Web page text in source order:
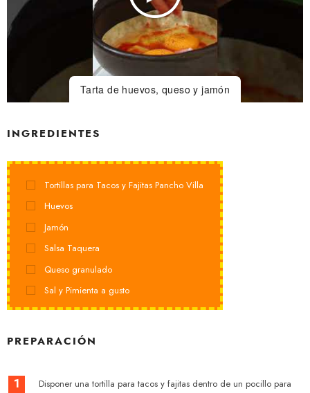
Tarta de huevos, queso y jamón
INGREDIENTES
Tortillas para Tacos y Fajitas Pancho Villa
Huevos
Jamón
Salsa Taquera
Queso granulado
Sal y Pimienta a gusto
PREPARACIÓN
1
Disponer una tortilla para tacos y fajitas dentro de un pocillo para